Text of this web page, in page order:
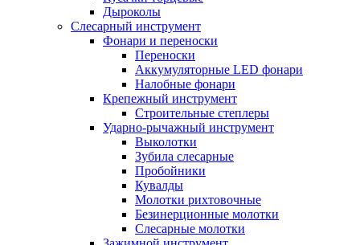
Дыроколы
Слесарный инструмент
Фонари и переноски
Переноски
Аккумуляторные LED фонари
Налобные фонари
Крепежный инструмент
Строительные степлеры
Ударно-рычажный инструмент
Выколотки
Зубила слесарные
Пробойники
Кувалды
Молотки рихтовочные
Безинерционные молотки
Слесарные молотки